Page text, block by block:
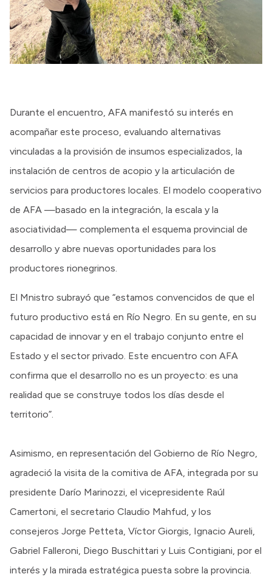
Durante el encuentro, AFA manifestó su interés en
acompañar este proceso, evaluando alternativas
vinculadas a la provisión de insumos especializados, la
instalación de centros de acopio y la articulación de
servicios para productores locales. El modelo cooperativo
de AFA —basado en la integración, la escala y la
asociatividad— complementa el esquema provincial de
desarrollo y abre nuevas oportunidades para los
productores rionegrinos.
El Mnistro subrayó que “estamos convencidos de que el
futuro productivo está en Río Negro. En su gente, en su
capacidad de innovar y en el trabajo conjunto entre el
Estado y el sector privado. Este encuentro con AFA
confirma que el desarrollo no es un proyecto: es una
realidad que se construye todos los días desde el
territorio”.
Asimismo, en representación del Gobierno de Río Negro,
agradeció la visita de la comitiva de AFA, integrada por su
presidente Darío Marinozzi, el vicepresidente Raúl
Camertoni, el secretario Claudio Mahfud, y los
consejeros Jorge Petteta, Víctor Giorgis, Ignacio Aureli,
Gabriel Falleroni, Diego Buschittari y Luis Contigiani, por el
interés y la mirada estratégica puesta sobre la provincia.